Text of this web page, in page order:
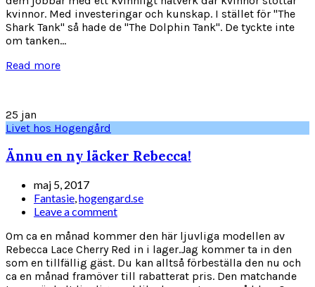
kvinnor. Med investeringar och kunskap. I stället för "The
Shark Tank" så hade de "The Dolphin Tank". De tyckte inte
om tanken...
Read more
25 jan
Livet hos Hogengård
Ännu en ny läcker Rebecca!
maj 5, 2017
Fantasie,hogengard.se
Leave a comment
Om ca en månad kommer den här ljuvliga modellen av
Rebecca Lace Cherry Red in i lager.Jag kommer ta in den
som en tillfällig gäst. Du kan alltså förbeställa den nu och
ca en månad framöver till rabatterat pris. Den matchande